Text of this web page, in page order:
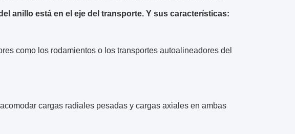
anillo está en el eje del transporte. Y sus características:
como los rodamientos o los transportes autoalineadores del
cargas radiales pesadas y cargas axiales en ambas